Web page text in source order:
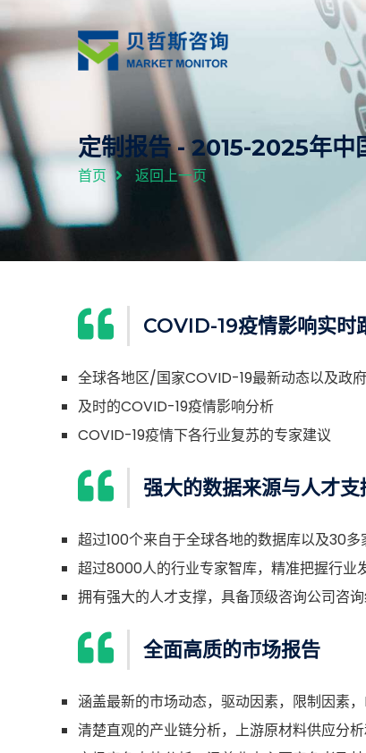
定制报告 - 2015-2025年中
首页 返回上一页
COVID-19疫情影响实时
全球各地区/国家COVID-19最新动态以及政
及时的COVID-19疫情影响分析
COVID-19疫情下各行业复苏的专家建议
强大的数据来源与人才支
超过100个来自于全球各地的数据库以及30
超过8000人的行业专家智库，精准把握行业
拥有强大的人才支撑，具备顶级咨询公司咨
全面高质的市场报告
涵盖最新的市场动态，驱动因素，限制因素
清楚直观的产业链分析，上游原材料供应分